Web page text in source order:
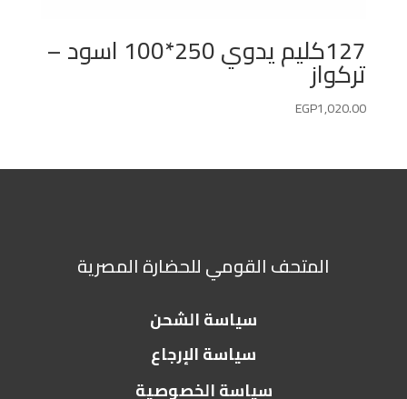
127كليم يدوي 250*100 اسود –
تركواز
EGP1,020.00
المتحف القومي للحضارة المصرية
سياسة الشحن
سياسة الإرجاع
سياسة الخصوصية